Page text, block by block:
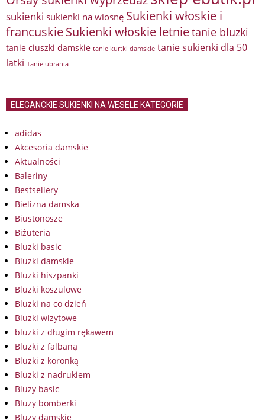
sukienki sukienki na wiosnę Sukienki włoskie i
francuskieSukienki włoskie letnietanie bluzki
tanie ciuszki damskie tanie kurtki damskie tanie sukienki dla 50
latki Tanie ubrania
ELEGANCKIE SUKIENKI NA WESELE KATEGORIE
adidas
Akcesoria damskie
Aktualności
Baleriny
Bestsellery
Bielizna damska
Biustonosze
Biżuteria
Bluzki basic
Bluzki damskie
Bluzki hiszpanki
Bluzki koszulowe
Bluzki na co dzień
Bluzki wizytowe
bluzki z długim rękawem
Bluzki z falbaną
Bluzki z koronką
Bluzki z nadrukiem
Bluzy basic
Bluzy bomberki
Bluzy damskie